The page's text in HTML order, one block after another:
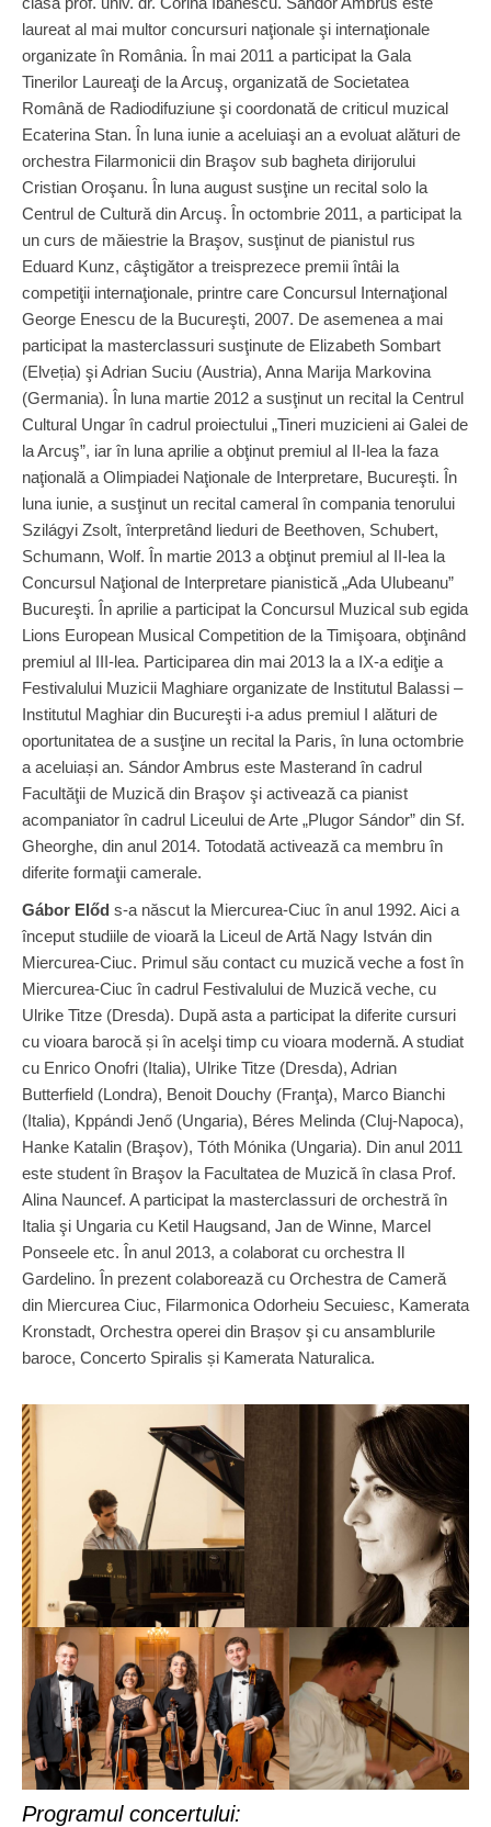
laureat al mai multor concursuri naţionale şi internaţionale
organizate în România. În mai 2011 a participat la Gala
Tinerilor Laureaţi de la Arcuş, organizată de Societatea
Română de Radiodifuziune şi coordonată de criticul muzical
Ecaterina Stan. În luna iunie a aceluiaşi an a evoluat alături de
orchestra Filarmonicii din Braşov sub bagheta dirijorului
Cristian Oroşanu. În luna august susţine un recital solo la
Centrul de Cultură din Arcuş. În octombrie 2011, a participat la
un curs de măiestrie la Braşov, susţinut de pianistul rus
Eduard Kunz, câştigător a treisprezece premii întâi la
competiţii internaţionale, printre care Concursul Internaţional
George Enescu de la Bucureşti, 2007. De asemenea a mai
participat la masterclassuri susţinute de Elizabeth Sombart
(Elveția) şi Adrian Suciu (Austria), Anna Marija Markovina
(Germania). În luna martie 2012 a susţinut un recital la Centrul
Cultural Ungar în cadrul proiectului „Tineri muzicieni ai Galei de
la Arcuş”, iar în luna aprilie a obţinut premiul al II-lea la faza
naţională a Olimpiadei Naţionale de Interpretare, Bucureşti. În
luna iunie, a susţinut un recital cameral în compania tenorului
Szilágyi Zsolt, înterpretând lieduri de Beethoven, Schubert,
Schumann, Wolf. În martie 2013 a obţinut premiul al II-lea la
Concursul Naţional de Interpretare pianistică „Ada Ulubeanu”
Bucureşti. În aprilie a participat la Concursul Muzical sub egida
Lions European Musical Competition de la Timişoara, obţinând
premiul al III-lea. Participarea din mai 2013 la a IX-a ediţie a
Festivalului Muzicii Maghiare organizate de Institutul Balassi –
Institutul Maghiar din Bucureşti i-a adus premiul I alături de
oportunitatea de a susţine un recital la Paris, în luna octombrie
a aceluiași an. Sándor Ambrus este Masterand în cadrul
Facultăţii de Muzică din Braşov şi activează ca pianist
acompaniator în cadrul Liceului de Arte „Plugor Sándor” din Sf.
Gheorghe, din anul 2014. Totodată activează ca membru în
diferite formaţii camerale.
Gábor Előd s-a născut la Miercurea-Ciuc în anul 1992. Aici a
început studiile de vioară la Liceul de Artă Nagy István din
Miercurea-Ciuc. Primul său contact cu muzică veche a fost în
Miercurea-Ciuc în cadrul Festivalului de Muzică veche, cu
Ulrike Titze (Dresda). După asta a participat la diferite cursuri
cu vioara barocă și în acelşi timp cu vioara modernă. A studiat
cu Enrico Onofri (Italia), Ulrike Titze (Dresda), Adrian
Butterfield (Londra), Benoit Douchy (Franţa), Marco Bianchi
(Italia), Kppándi Jenő (Ungaria), Béres Melinda (Cluj-Napoca),
Hanke Katalin (Braşov), Tóth Mónika (Ungaria). Din anul 2011
este student în Braşov la Facultatea de Muzică în clasa Prof.
Alina Nauncef. A participat la masterclassuri de orchestră în
Italia şi Ungaria cu Ketil Haugsand, Jan de Winne, Marcel
Ponseele etc. În anul 2013, a colaborat cu orchestra Il
Gardelino. În prezent colaborează cu Orchestra de Cameră
din Miercurea Ciuc, Filarmonica Odorheiu Secuiesc, Kamerata
Kronstadt, Orchestra operei din Brașov şi cu ansamblurile
baroce, Concerto Spiralis și Kamerata Naturalica.
Programul concertului: